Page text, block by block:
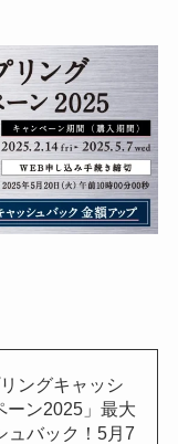
ングキャッシ
ーン2025」最大
ュバック！5月7